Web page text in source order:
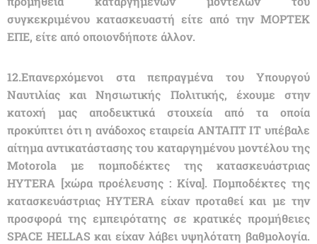
συγκεκριμένου κατασκευαστή είτε από την ΜΟΡΤΕΚ
ΕΠΕ, είτε από οποιονδήποτε άλλον.
12.Επανερχόμενοι στα πεπραγμένα του Υπουργού
Ναυτιλίας και Νησιωτικής Πολιτικής, έχουμε στην
κατοχή μας αποδεικτικά στοιχεία από τα οποία
προκύπτει ότι η ανάδοχος εταιρεία ΑΝΤΑΠΤ ΙΤ υπέβαλε
αίτημα αντικατάστασης του καταργημένου μοντέλου της
Motorola με πομποδέκτες της κατασκευάστριας
HYTERA [χώρα προέλευσης : Κίνα]. Πομποδέκτες της
κατασκευάστριας HYTERA είχαν προταθεί και με την
προσφορά της εμπειρότατης σε κρατικές προμήθειες
SPACE HELLAS και είχαν λάβει υψηλότατη βαθμολογία.